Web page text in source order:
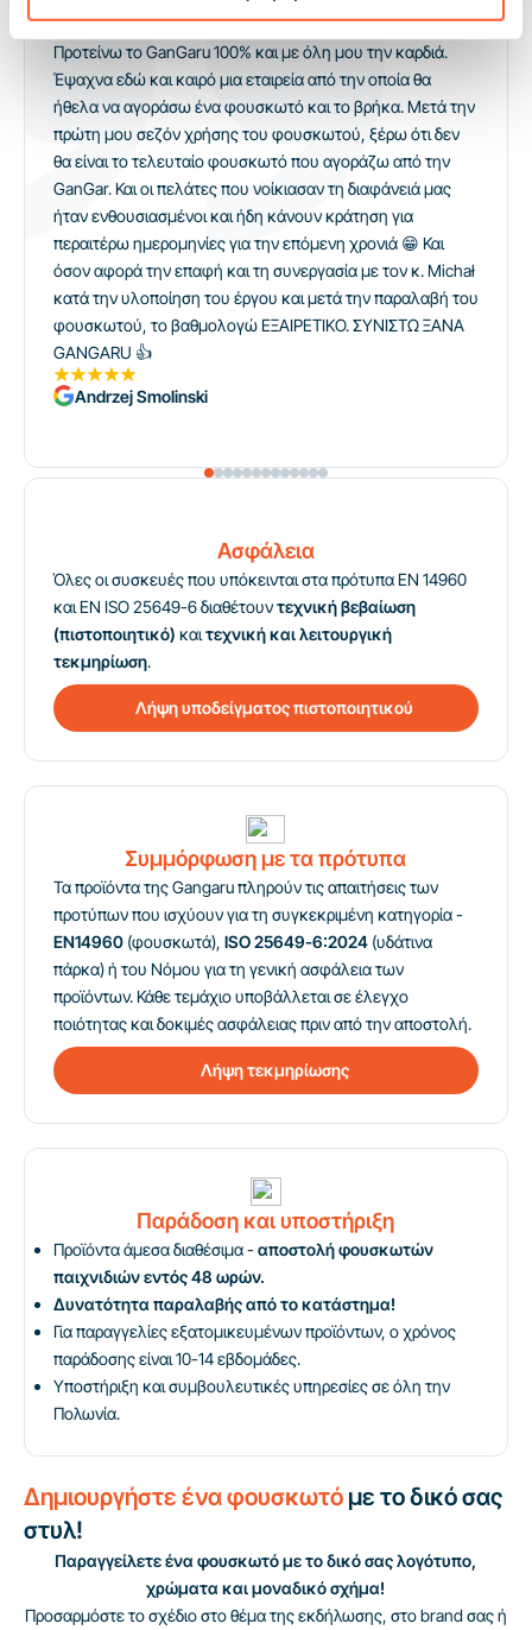
Προτείνω το GanGaru 100% και με όλη μου την καρδιά.
Έψαχνα εδώ και καιρό μια εταιρεία από την οποία θα
ήθελα να αγοράσω ένα φουσκωτό και το βρήκα. Μετά την
πρώτη μου σεζόν χρήσης του φουσκωτού, ξέρω ότι δεν
θα είναι το τελευταίο φουσκωτό που αγοράζω από την
GanGar. Και οι πελάτες που νοίκιασαν τη διαφάνειά μας
ήταν ενθουσιασμένοι και ήδη κάνουν κράτηση για
περαιτέρω ημερομηνίες για την επόμενη χρονιά 😁 Και
όσον αφορά την επαφή και τη συνεργασία με τον κ. Michał
κατά την υλοποίηση του έργου και μετά την παραλαβή του
φουσκωτού, το βαθμολογώ ΕΞΑΙΡΕΤΙΚΟ. ΣΥΝΙΣΤΩ ΞΑΝΑ
GANGARU 👍
Andrzej Smolinski
Ασφάλεια
Όλες οι συσκευές που υπόκεινται στα πρότυπα EN 14960
και EN ISO 25649-6 διαθέτουντεχνική βεβαίωση
(πιστοποιητικό) καιτεχνική και λειτουργική
τεκμηρίωση.
Λήψη υποδείγματος πιστοποιητικού
Συμμόρφωση με τα πρότυπα
Τα προϊόντα της Gangaru πληρούν τις απαιτήσεις των
προτύπων που ισχύουν για τη συγκεκριμένη κατηγορία -
EN14960 (φουσκωτά), ISO 25649-6:2024 (υδάτινα
πάρκα) ή του Νόμου για τη γενική ασφάλεια των
προϊόντων. Κάθε τεμάχιο υποβάλλεται σε έλεγχο
ποιότητας και δοκιμές ασφάλειας πριν από την αποστολή.
Λήψη τεκμηρίωσης
Παράδοση και υποστήριξη
Προϊόντα άμεσα διαθέσιμα -αποστολή φουσκωτών
παιχνιδιών εντός 48 ωρών.
Δυνατότητα παραλαβής από το κατάστημα!
Για παραγγελίες εξατομικευμένων προϊόντων, ο χρόνος
παράδοσης είναι 10-14 εβδομάδες.
Υποστήριξη και συμβουλευτικές υπηρεσίες σε όλη την
Πολωνία.
Δημιουργήστε ένα φουσκωτό με το δικό σας
στυλ!
Παραγγείλετε ένα φουσκωτό με το δικό σας λογότυπο,
χρώματα και μοναδικό σχήμα!
Προσαρμόστε το σχέδιο στο θέμα της εκδήλωσης, στο brand σας ή